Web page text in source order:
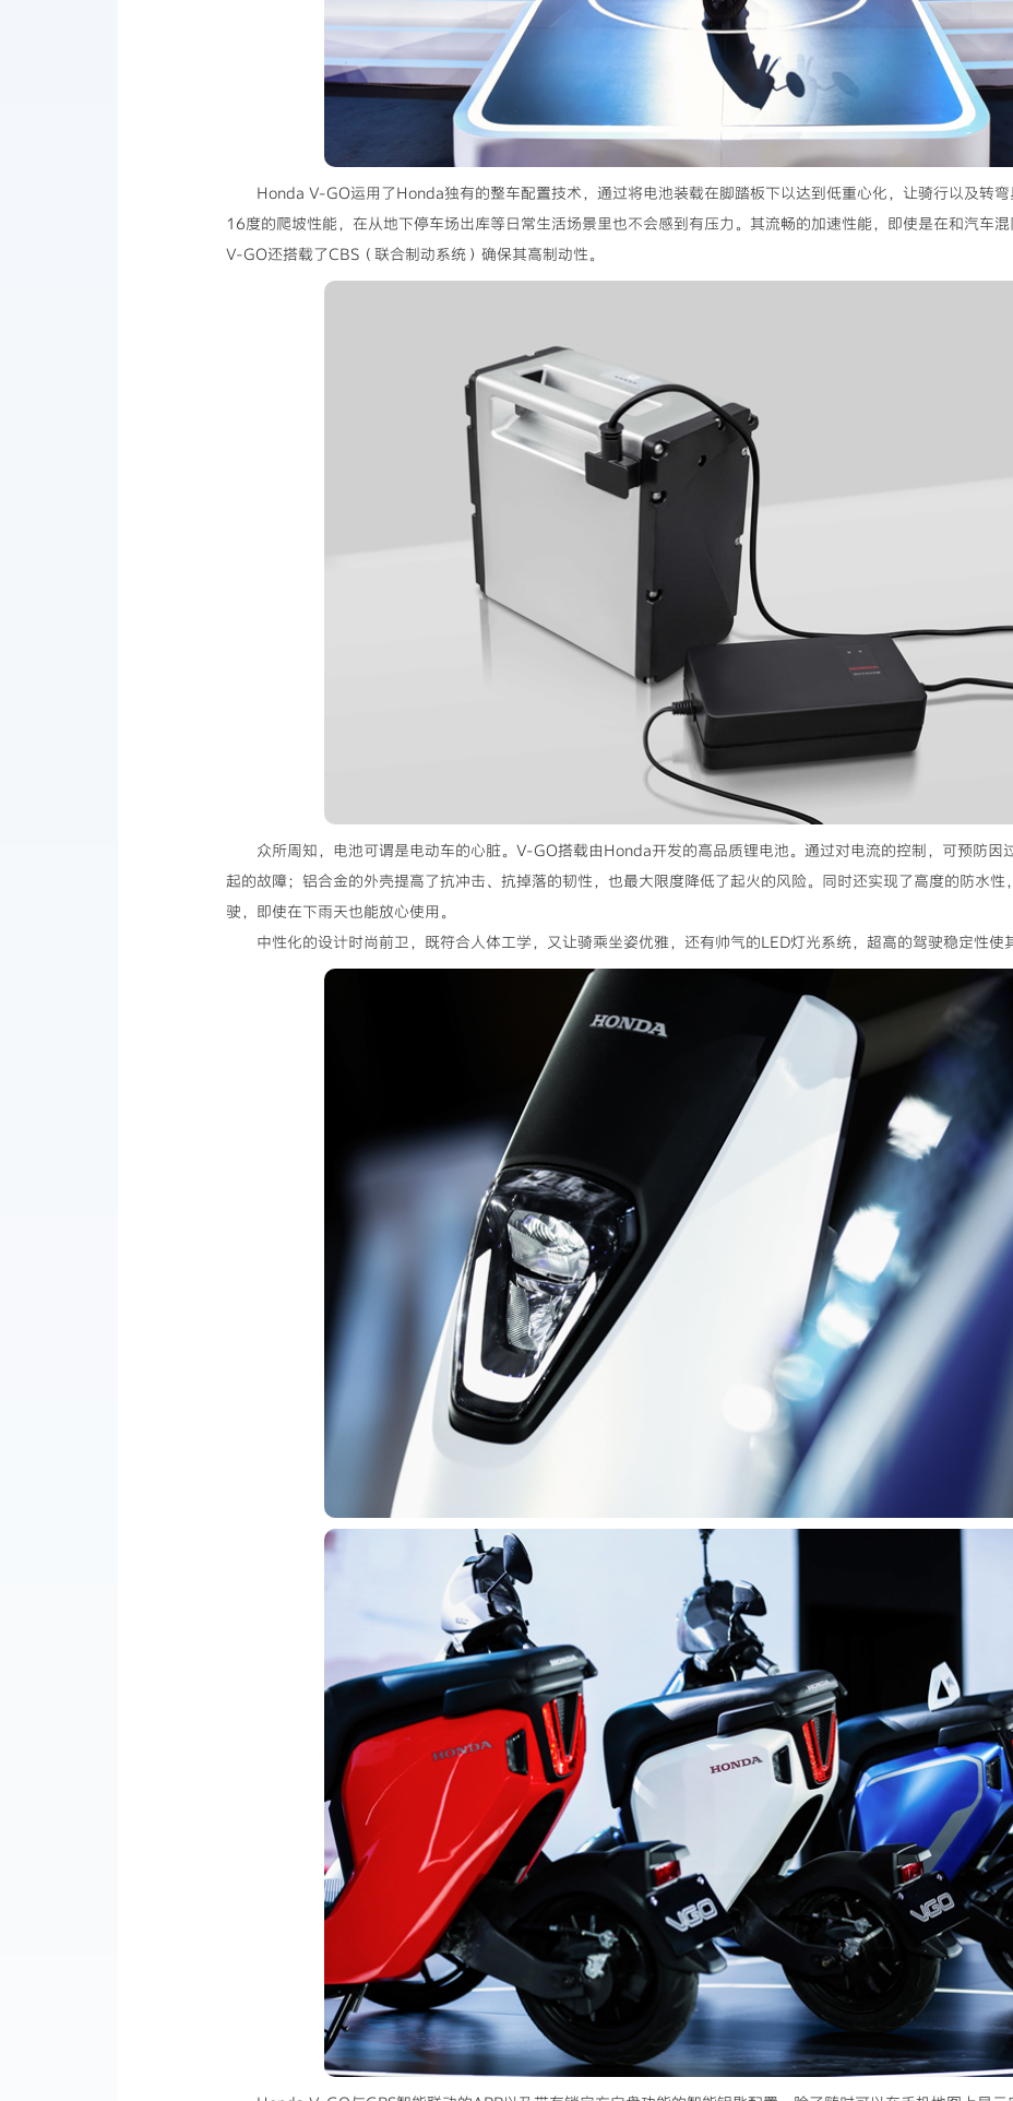
Honda V-GO运用了Honda独有的整车配置技术，通过将电池装载在脚踏板下以达到低重心化，让骑行以及转弯
16度的爬坡性能，在从地下停车场出库等日常生活场景里也不会感到有压力。其流畅的加速性能，即使是在和汽车混
V-GO还搭载了CBS（联合制动系统）确保其高制动性。
众所周知，电池可谓是电动车的心脏。V-GO搭载由Honda开发的高品质锂电池。通过对电流的控制，可预防因
起的故障；铝合金的外壳提高了抗冲击、抗掉落的韧性，也最大限度降低了起火的风险。同时还实现了高度的防水
驶，即使在下雨天也能放心使用。
中性化的设计时尚前卫，既符合人体工学，又让骑乘坐姿优雅，还有帅气的LED灯光系统，超高的驾驶稳定性使